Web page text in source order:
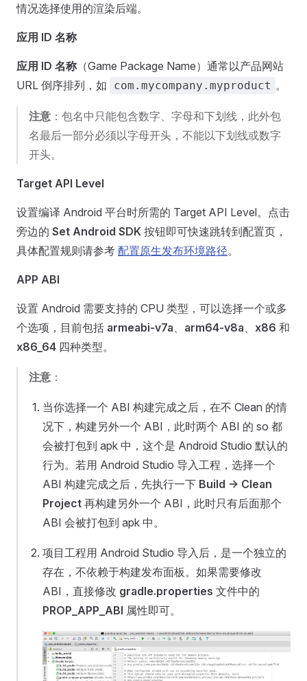
情况选择使用的渲染后端。
应用 ID 名称
应用 ID 名称 （Game Package Name）通常以产品网站
URL 倒序排列，如
com.mycompany.myproduct 。
注意 ：包名中只能包含数字、字母和下划线，此外包
名最后一部分必须以字母开头，不能以下划线或数字
开头。
Target API Level
设置编译 Android 平台时所需的 Target API Level。点击
旁边的 Set Android SDK 按钮即可快速跳转到配置页，
具体配置规则请参考 配置原生发布环境路径。
APP ABI
设置 Android 需要支持的 CPU 类型，可以选择一个或多
个选项，目前包括 armeabi-v7a arm64-v8a x86 和
x86_64 四种类型。
注意 ：
当你选择一个 ABI 构建完成之后，在不 Clean 的情
况下，构建另外一个 ABI，此时两个 ABI 的 so 都
会被打包到 apk 中，这个是 Android Studio 默认的
行为。若用 Android Studio 导入工程，选择一个
ABI 构建完成之后，先执行一下 Build -> Clean
Project 再构建另外一个 ABI，此时只有后面那个
ABI 会被打包到 apk 中。
项目工程用 Android Studio 导入后，是一个独立的
存在，不依赖于构建发布面板。如果需要修改
ABI，直接修改 gradle.properties 文件中的
PROP_APP_ABI 属性即可。